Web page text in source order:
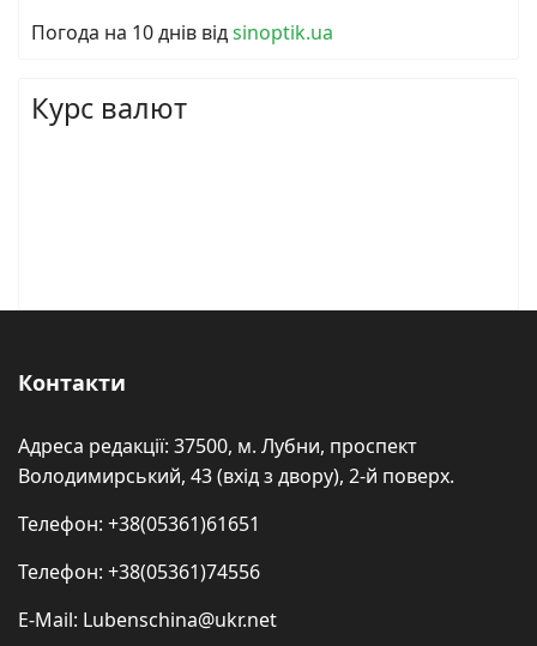
Погода на 10 днів відsinoptik.ua
Курс валют
Контакти
Адреса редакції: 37500, м. Лубни, проспект
Володимирський, 43 (вхід з двору), 2-й поверх.
Телефон: +38(05361)61651
Телефон: +38(05361)74556
E-Mail: Lubenschina@ukr.net